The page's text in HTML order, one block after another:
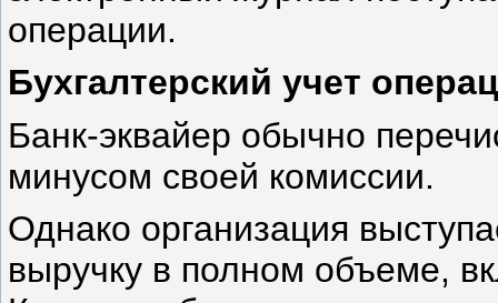
операции.
Бухгалтерский учет
Банк-эквайер обычно
минусом своей комиссии.
Однако организация
выручку в полном объеме,